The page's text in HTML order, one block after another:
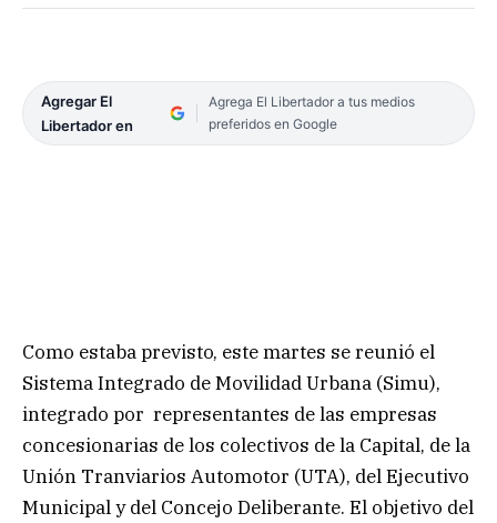
Agregar El
Libertador en
Agrega El Libertador a tus medios
preferidos en Google
Como estaba previsto, este martes se reunió el
Sistema Integrado de Movilidad Urbana (Simu),
integrado por representantes de las empresas
concesionarias de los colectivos de la Capital, de la
Unión Tranviarios Automotor (UTA), del Ejecutivo
Municipal y del Concejo Deliberante. El objetivo del